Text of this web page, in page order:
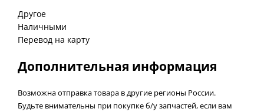
Другое
Наличными
Перевод на карту
Дополнительная информация
Возможна отправка товара в другие регионы России.
Будьте внимательны при покупке б/у запчастей, если вам